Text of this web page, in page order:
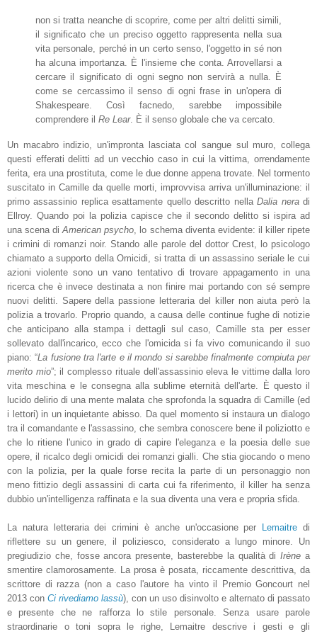
non si tratta neanche di scoprire, come per altri delitti simili,
il significato che un preciso oggetto rappresenta nella sua
vita personale, perché in un certo senso, l'oggetto in sé non
ha alcuna importanza. È l'insieme che conta. Arrovellarsi a
cercare il significato di ogni segno non servirà a nulla. È
come se cercassimo il senso di ogni frase in un'opera di
Shakespeare. Così facnedo, sarebbe impossibile
comprendere il Re Lear. È il senso globale che va cercato.
Un macabro indizio, un'impronta lasciata col sangue sul muro, collega
questi efferati delitti ad un vecchio caso in cui la vittima, orrendamente
ferita, era una prostituta, come le due donne appena trovate. Nel tormento
suscitato in Camille da quelle morti, improvvisa arriva un'illuminazione: il
primo assassinio replica esattamente quello descritto nellaDalia neradi
Ellroy. Quando poi la polizia capisce che il secondo delitto si ispira ad
una scena diAmerican psycho , lo schema diventa evidente: il killer ripete
i crimini di romanzi noir. Stando alle parole del dottor Crest, lo psicologo
chiamato a supporto della Omicidi, si tratta di un assassino seriale le cui
azioni violente sono un vano tentativo di trovare appagamento in una
ricerca che è invece destinata a non finire mai portando con sé sempre
nuovi delitti. Sapere della passione letteraria del killer non aiuta però la
polizia a trovarlo. Proprio quando, a causa delle continue fughe di notizie
che anticipano alla stampa i dettagli sul caso, Camille sta per esser
sollevato dall'incarico, ecco che l'omicida si fa vivo comunicando il suo
piano: “La fusione tra l'arte e il mondo si sarebbe finalmente compiuta per
merito mio”; il complesso rituale dell'assassinio eleva le vittime dalla loro
vita meschina e le consegna alla sublime eternità dell'arte. È questo il
lucido delirio di una mente malata che sprofonda la squadra di Camille (ed
i lettori) in un inquietante abisso. Da quel momento si instaura un dialogo
tra il comandante e l'assassino, che sembra conoscere bene il poliziotto e
che lo ritiene l'unico in grado di capire l'eleganza e la poesia delle sue
opere, il ricalco degli omicidi dei romanzi gialli. Che stia giocando o meno
con la polizia, per la quale forse recita la parte di un personaggio non
meno fittizio degli assassini di carta cui fa riferimento, il killer ha senza
dubbio un'intelligenza raffinata e la sua diventa una vera e propria sfida.
La natura letteraria dei crimini è anche un'occasione per Lemaitre di
riflettere su un genere, il poliziesco, considerato a lungo minore. Un
pregiudizio che, fosse ancora presente, basterebbe la qualità diIrènea
smentire clamorosamente. La prosa è posata, riccamente descrittiva, da
scrittore di razza (non a caso l'autore ha vinto il Premio Goncourt nel
2013 con Ci rivediamo lassù), con un uso disinvolto e alternato di passato
e presente che ne rafforza lo stile personale. Senza usare parole
straordinarie o toni sopra le righe, Lemaitre descrive i gesti e gli